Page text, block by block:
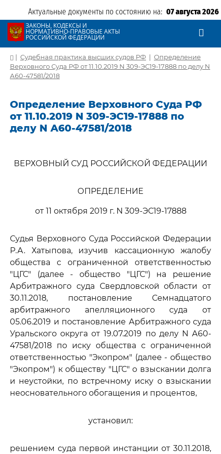
Актуальные документы по состоянию на: 07 августа 2026
ЗАКОНЫ, КОДЕКСЫ И
НОРМАТИВНО-ПРАВОВЫЕ АКТЫ
РОССИЙСКОЙ ФЕДЕРАЦИИ
| Судебная практика высших судов РФ | Определение
Верховного Суда РФ от 11.10.2019 N 309-ЭС19-17888 по делу N
А60-47581/2018
Определение Верховного Суда РФ
от 11.10.2019 N 309-ЭС19-17888 по
делу N А60-47581/2018
ВЕРХОВНЫЙ СУД РОССИЙСКОЙ ФЕДЕРАЦИИ
ОПРЕДЕЛЕНИЕ
от 11 октября 2019 г. N 309-ЭС19-17888
Судья Верховного Суда Российской Федерации
Р.А. Хатыпова, изучив кассационную жалобу
общества с ограниченной ответственностью
"ЦГС" (далее - общество "ЦГС") на решение
Арбитражного суда Свердловской области от
30.11.2018, постановление Семнадцатого
арбитражного апелляционного суда от
05.06.2019 и постановление Арбитражного суда
Уральского округа от 19.07.2019 по делу N А60-
47581/2018 по иску общества с ограниченной
ответственностью "Экопром" (далее - общество
"Экопром") к обществу "ЦГС" о взыскании долга
и неустойки, по встречному иску о взыскании
неосновательного обогащения и процентов,
установил:
решением суда первой инстанции от 30.11.2018,